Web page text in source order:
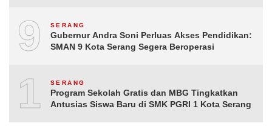
9 SERANG
Gubernur Andra Soni Perluas Akses Pendidikan:
SMAN 9 Kota Serang Segera Beroperasi
10SERANG
Program Sekolah Gratis dan MBG Tingkatkan
Antusias Siswa Baru di SMK PGRI 1 Kota Serang